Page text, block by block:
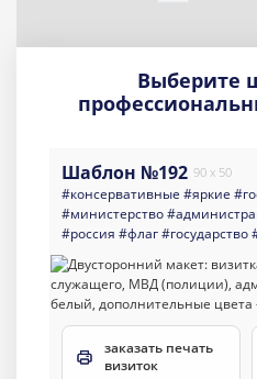
Выберите
Шаблон №192 90 x 50
#консервативные #яркие
#министерство
#россия #флаг#государство
заказать печать
визиток